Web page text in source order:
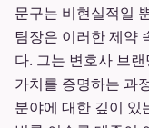
문구는 비현실적일
팀장은 이러한 제약
다. 그는 변호사 브
가치를 증명하는 과
분야에 대한 깊이 있